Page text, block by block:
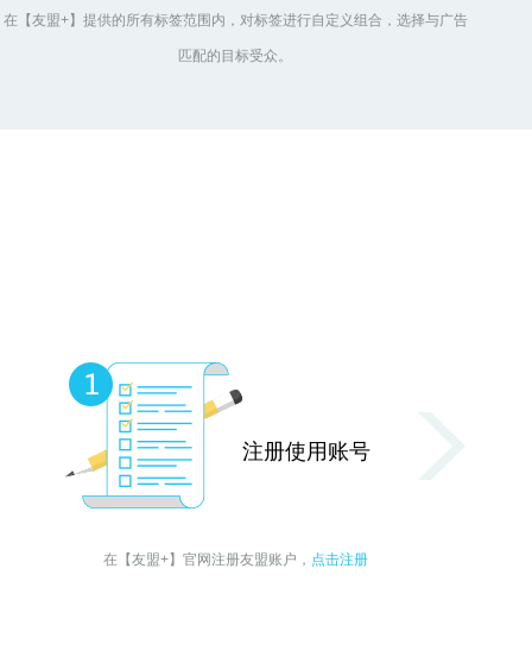
在【友盟+】提供的所有标签范围内，对标签进行自定义组合，选择与广告
匹配的目标受众。
注册使用账号
在【友盟+】官网注册友盟账户， 点击注册